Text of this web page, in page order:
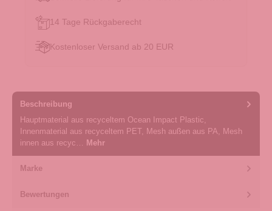
14 Tage Rückgaberecht
Kostenloser Versand ab 20 EUR
Beschreibung
Hauptmaterial aus recyceltem Ocean Impact Plastic,
Innenmaterial aus recyceltem PET, Mesh außen aus PA, Mesh
innen aus recyc…
Mehr
Marke
Bewertungen